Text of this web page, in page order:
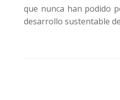
que nunca han podido
desarrollo sustentable